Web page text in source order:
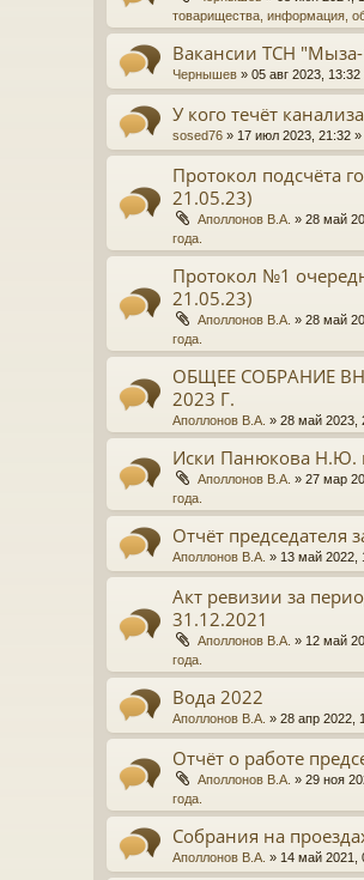
товарищества, информация,
Вакансии ТСН
Чернышев » 05 авг 2023, 13:32
У кого течёт
sosed76 » 17 июл 2023, 21:32
Протокол подсчёта
21.05.23)
Аполлонов В.А. » 28 май
года.
Протокол №1
21.05.23)
Аполлонов В.А. » 28 май
года.
ОБЩЕЕ СОБРАНИЕ
2023 Г.
Аполлонов В.А. » 28 май 2023,
Иски Панюкова Н.Ю.
Аполлонов В.А. » 27 мар
года.
Отчёт председателя
Аполлонов В.А. » 13 май 2022,
Акт ревизии за
31.12.2021
Аполлонов В.А. » 12 май
года.
Вода 2022
Аполлонов В.А. » 28 апр 2022,
Отчёт о работе
Аполлонов В.А. » 29 ноя
года.
Собрания на
Аполлонов В.А. » 14 май 2021,